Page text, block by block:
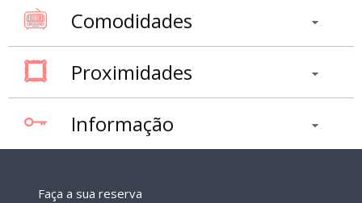
Comodidades
Proximidades
Informação
Faça a sua reserva